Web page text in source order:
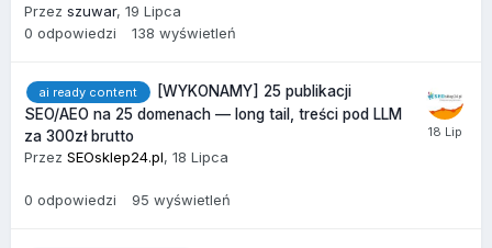
Przez szuwar, 19 Lipca
0 odpowiedzi 138 wyświetleń
ai ready content
[WYKONAMY] 25 publikacji
SEO/AEO na 25 domenach — long tail, treści pod LLM
za 300zł brutto
Przez SEOsklep24.pl, 18 Lipca
0 odpowiedzi 95 wyświetleń